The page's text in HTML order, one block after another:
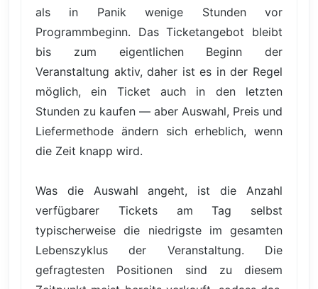
als in Panik wenige Stunden vor
Programmbeginn. Das Ticketangebot bleibt
bis zum eigentlichen Beginn der
Veranstaltung aktiv, daher ist es in der Regel
möglich, ein Ticket auch in den letzten
Stunden zu kaufen — aber Auswahl, Preis und
Liefermethode ändern sich erheblich, wenn
die Zeit knapp wird.
Was die Auswahl angeht, ist die Anzahl
verfügbarer Tickets am Tag selbst
typischerweise die niedrigste im gesamten
Lebenszyklus der Veranstaltung. Die
gefragtesten Positionen sind zu diesem